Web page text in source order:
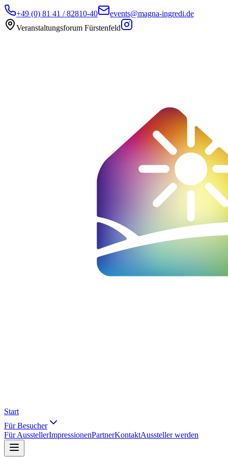
+49 (0) 81 41 / 82810-40
events@magna-ingredi.de
Veranstaltungsforum Fürstenfeld
Start
Für Besucher
Für AusstellerImpressionenPartnerKontaktAussteller werden